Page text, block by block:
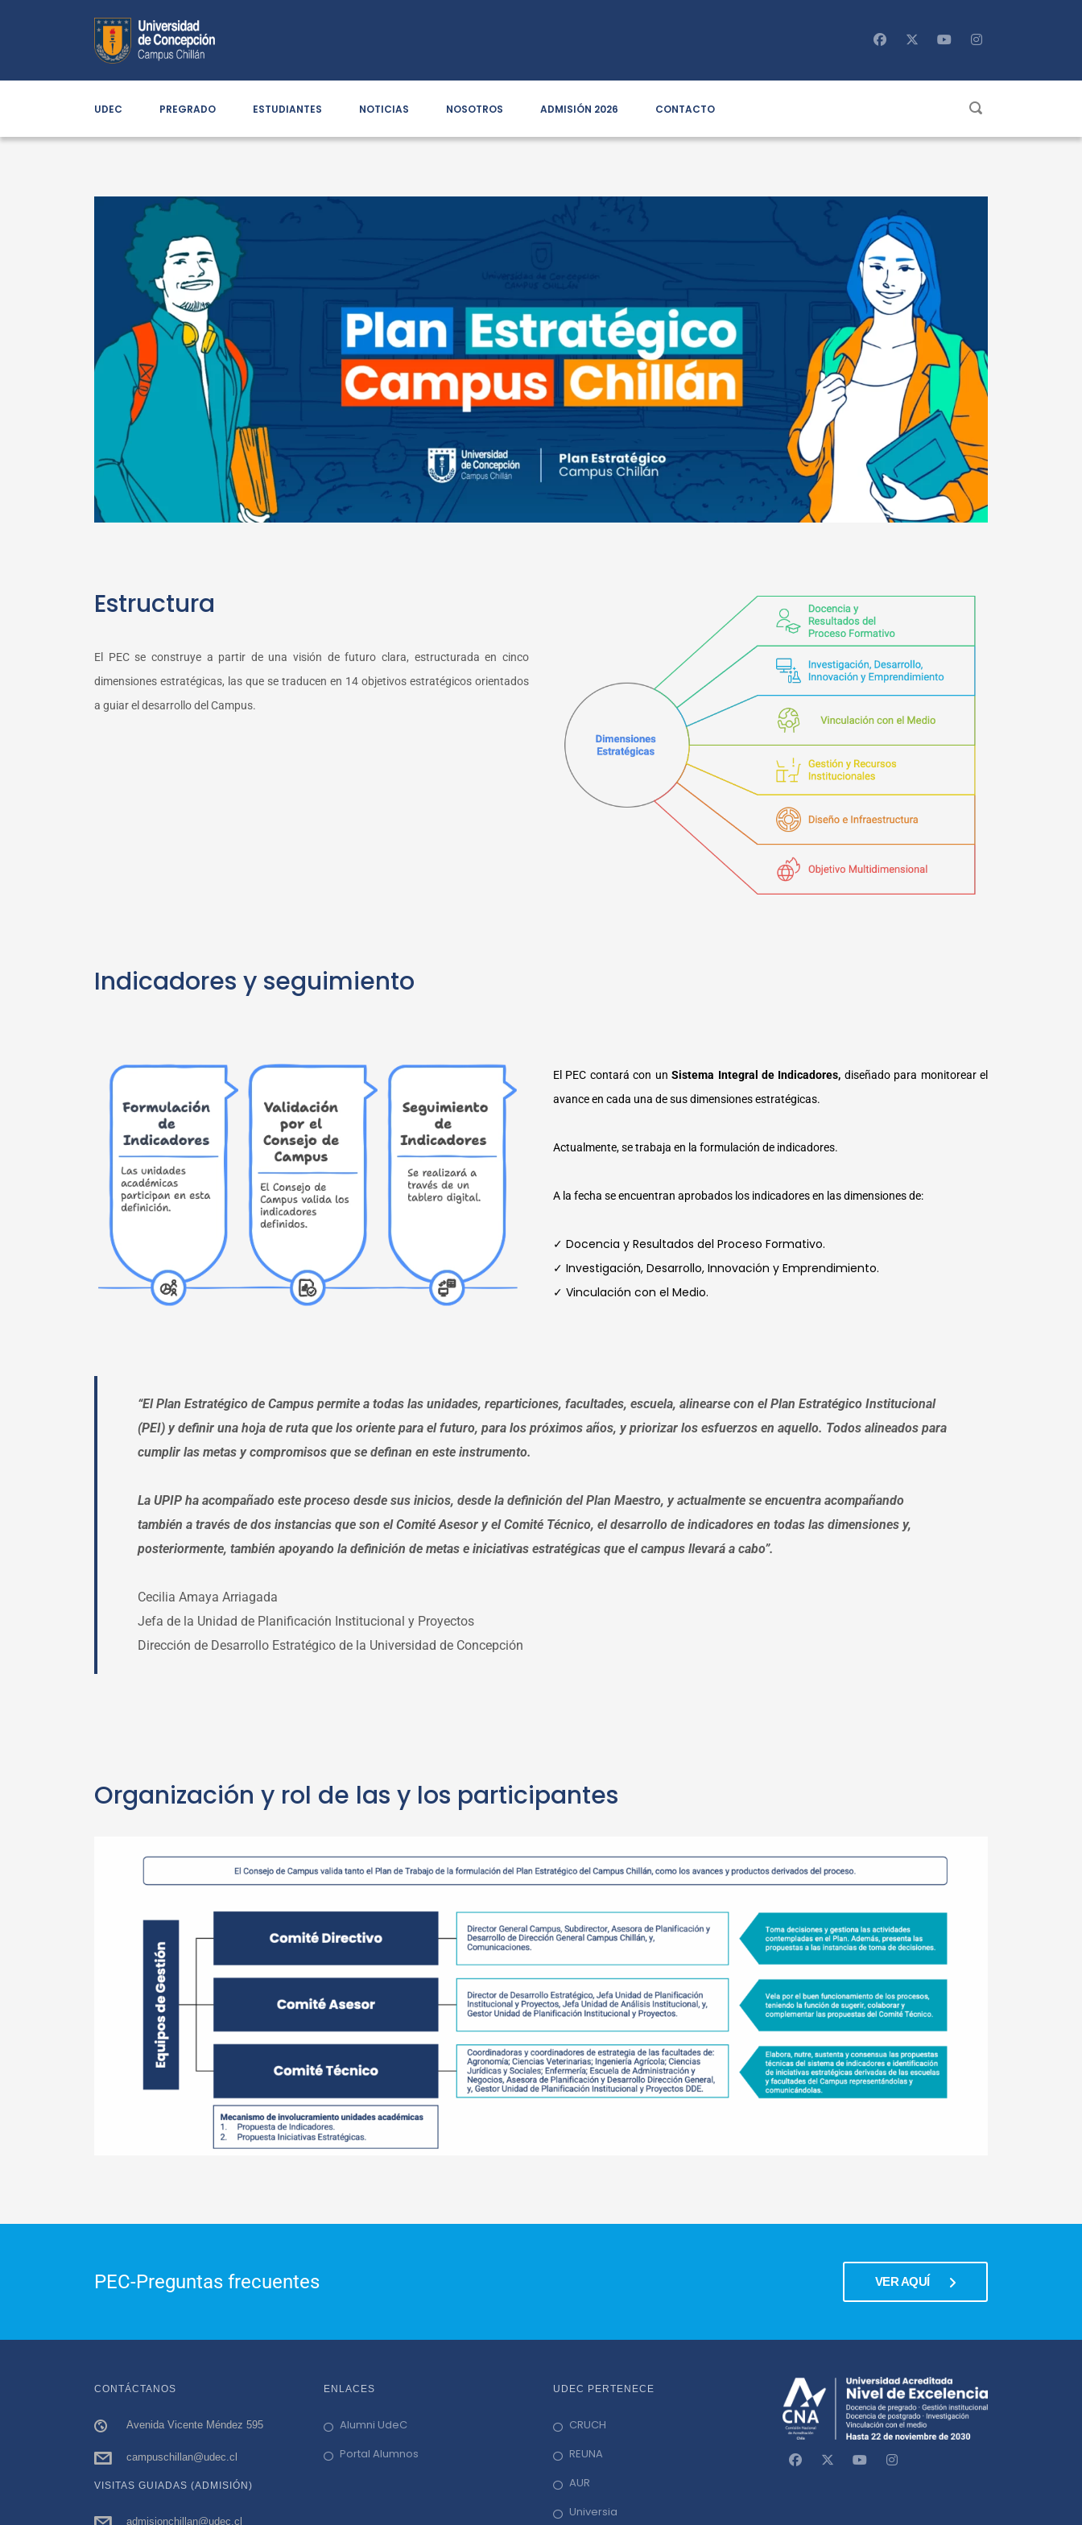
UDEC PREGRADO ESTUDIANTES NOTICIAS NOSOTROS ADMISIÓN 2026 CONTACTO
Estructura
El PEC se construye a partir de una visión de futuro clara, estructurada en cinco
dimensiones estratégicas, las que se traducen en 14 objetivos estratégicos orientados
a guiar el desarrollo del Campus.
Indicadores y seguimiento
El PEC contará con un Sistema Integral de Indicadores, diseñado para monitorear el
avance en cada una de sus dimensiones estratégicas.
Actualmente, se trabaja en la formulación de indicadores.
A la fecha se encuentran aprobados los indicadores en las dimensiones de:
✓ Docencia y Resultados del Proceso Formativo.
✓ Investigación, Desarrollo, Innovación y Emprendimiento.
✓ Vinculación con el Medio.
“El Plan Estratégico de Campus permite a todas las unidades, reparticiones, facultades, escuela, alinearse con el Plan Estratégico Institucional
(PEI) y definir una hoja de ruta que los oriente para el futuro, para los próximos años, y priorizar los esfuerzos en aquello. Todos alineados para
cumplir las metas y compromisos que se definan en este instrumento.
La UPIP ha acompañado este proceso desde sus inicios, desde la definición del Plan Maestro, y actualmente se encuentra acompañando
también a través de dos instancias que son el Comité Asesor y el Comité Técnico, el desarrollo de indicadores en todas las dimensiones y,
posteriormente, también apoyando la definición de metas e iniciativas estratégicas que el campus llevará a cabo”.
Cecilia Amaya Arriagada
Jefa de la Unidad de Planificación Institucional y Proyectos
Dirección de Desarrollo Estratégico de la Universidad de Concepción
Organización y rol de las y los participantes
PEC-Preguntas frecuentes VER AQUÍ
CONTÁCTANOS
Avenida Vicente Méndez 595
campuschillan@udec.cl
VISITAS GUIADAS (ADMISIÓN)
admisionchillan@udec.cl
ENLACES
Alumni UdeC
Portal Alumnos
UDEC PERTENECE
CRUCH
REUNA
AUR
Universia